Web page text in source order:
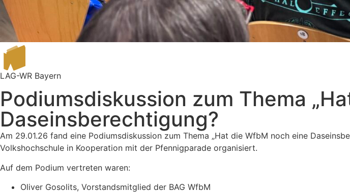
LAG-WR Bayern
Podiumsdiskussion zum Thema
Daseinsberechtigung?
Am 29.01.26 fand eine Podiumsdiskussion zum Thema „Hat die WfbM noch eine
Volkshochschule in Kooperation mit der Pfennigparade organisiert.
Auf dem Podium vertreten waren:
Oliver Gosolits, Vorstandsmitglied der BAG WfbM